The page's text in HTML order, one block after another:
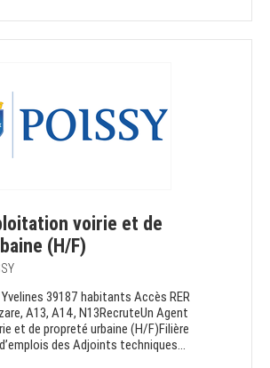
voirie et de
(H/F)
39187 habitants Accès RER
A13, A14, N13RecruteUn Agent
et de propreté urbaine (H/F)Filière
des Adjoints techniques...